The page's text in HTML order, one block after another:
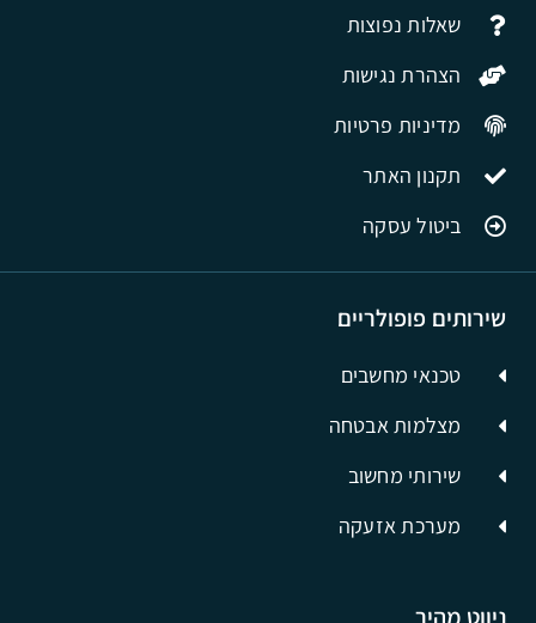
שירותים פופולריים
טכנאי מחשבים
מצלמות אבטחה
שירותי מחשוב
מערכת אזעקה
שאלות נפוצות
הצהרת נגישות
מדיניות פרטיות
תקנון האתר
ביטול עסקה